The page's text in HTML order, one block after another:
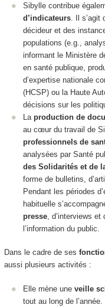
Sibylle contribue
d’indicateurs . Il
décideur et des
populations (e.g.,
informant le Ministère
en santé publique,
d’expertise nationale
(HCSP) ou la Haute
décisions sur les
La production de
au cœur du travail de
professionnels de
analysées par Santé
des Solidarités et de
forme de bulletins,
Pendant les périodes
habituelle
presse , d’interviews
l’information du public.
Dans le cadre de ses
aussi plusieurs activités :
Elle mène une veille
tout au long de l’année.